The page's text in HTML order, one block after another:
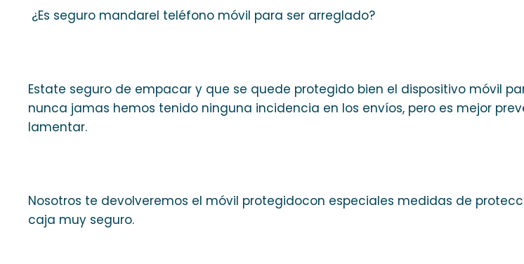
¿Es seguro mandarel teléfono móvil para ser arreglado?
Estate seguro de empacar y que se quede protegido bien el dispositivo móvil
nunca jamas hemos tenido ninguna incidencia en los envíos, pero es mejor
lamentar.
Nosotros te devolveremos el móvil protegidocon especiales medidas de
caja muy seguro.